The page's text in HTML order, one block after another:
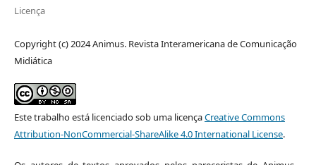
Licença
Copyright (c) 2024 Animus. Revista Interamericana de Comunicação
Midiática
Este trabalho está licenciado sob uma licençaCreative Commons
Attribution-NonCommercial-ShareAlike 4.0 International License.